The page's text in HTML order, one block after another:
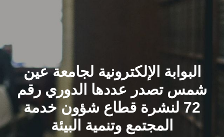
القطاعـات
الشئون الأكاديمية
البحث العلمي
الرعاية الصحية
البوابة الإلكترونية لجامعة عين
شمس تصدر عددها الدوري رقم
72 لنشرة قطاع شؤون خدمة
المجتمع وتنمية البيئة